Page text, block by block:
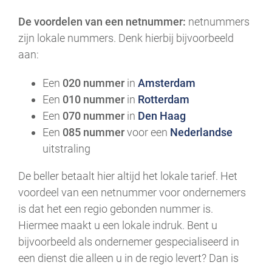
De voordelen van een netnummer: netnummers
zijn lokale nummers. Denk hierbij bijvoorbeeld
aan:
Een 020 nummer in Amsterdam
Een 010 nummer in Rotterdam
Een 070 nummer in Den Haag
Een 085 nummervoor een Nederlandse
uitstraling
De beller betaalt hier altijd het lokale tarief. Het
voordeel van een netnummer voor ondernemers
is dat het een regio gebonden nummer is.
Hiermee maakt u een lokale indruk. Bent u
bijvoorbeeld als ondernemer gespecialiseerd in
een dienst die alleen u in de regio levert? Dan is